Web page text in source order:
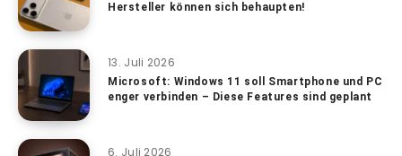
Hersteller können sich behaupten!
13. Juli 2026
Microsoft: Windows 11 soll Smartphone und PC
enger verbinden – Diese Features sind geplant
6. Juli 2026